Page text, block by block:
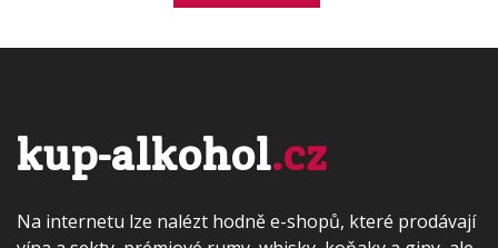
kup-alkohol.cz
Na internetu lze nalézt hodně e-shopů, které prodávají